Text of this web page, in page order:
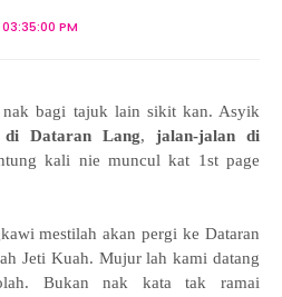
PM
nak bagi tajuk lain sikit kan. Asyik
Dataran Lang, jalan-jalan di
kali nie muncul kat 1st page
mestilah akan pergi ke Dataran
Jeti Kuah. Mujur lah kami datang
Bukan nak kata tak ramai